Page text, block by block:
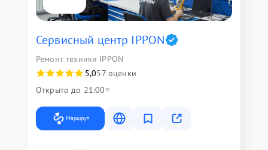
Сервисный центр IPPON
Ремонт техники IPPON
5,057 оценки
Открыто до 21:00
Маршрут